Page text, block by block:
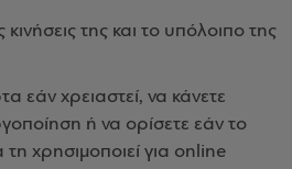
της και το υπόλοιπο της
εάν χρειαστεί, να κάνετε
ή να ορίσετε εάν το
τη χρησιμοποιεί για online